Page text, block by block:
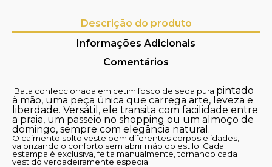
Descrição do produto
Informações Adicionais
Comentários
Bata confeccionada em cetim fosco de seda pura pintado
à mão, uma peça única que carrega arte, leveza e
liberdade. Versátil, ele transita com facilidade entre
a praia, um passeio no shopping ou um almoço de
domingo, sempre com elegância natural.
O caimento solto veste bem diferentes corpos e idades,
valorizando o conforto sem abrir mão do estilo. Cada
estampa é exclusiva, feita manualmente, tornando cada
vestido verdadeiramente especial.